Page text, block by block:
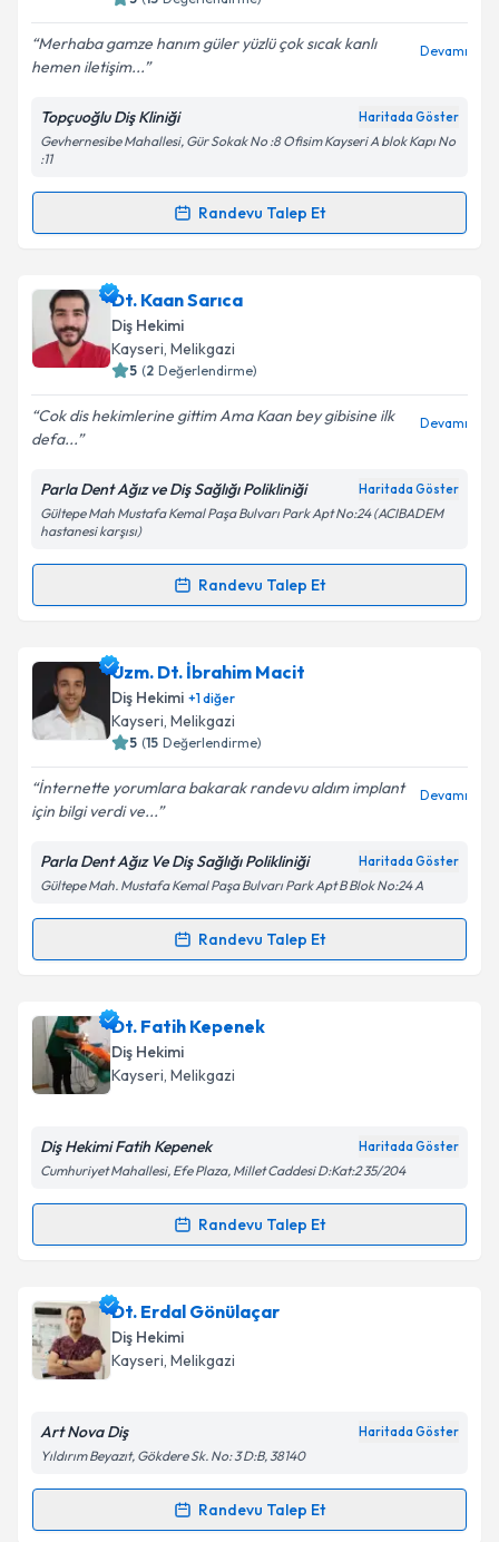
Kişisel verilerimin işlenmesine ilişkin
Aydınlatma
Metni'ni okudum ve kişisel verilerimin belirtilen
Takvim Talebini Gönder
Merhaba gamze hanım güler yüzlü çok sıcak kanlı
hemen iletişim...
Devamı
Topçuoğlu Diş Kliniği Haritada Göster
Gevhernesibe Mahallesi, Gür Sokak No :8 Ofisim Kayseri A blok Kapı No
:11
Randevu Talep Et
Randevu Takvimi Talebi
Uzm. Dt. Gamze Topçuoğlu
talebi oluşturun. Size bu uzmandan randevu almanız
için bir takvim hazırlandığında e-posta ile
bilgilendireceğiz.
E-posta Adresiniz
Kişisel verilerimin işlenmesine ilişkinAydınlatma
Metni
kapsamda işlenmesini kabul ediyorum.
Dt. Kaan Sarıca
Diş Hekimi
Kayseri, Melikgazi
5 (2 Değerlendirme)
Cok dis hekimlerine gittim Ama Kaan bey gibisine ilk
defa...
Devamı
Parla Dent Ağız ve Diş Sağlığı Polikliniği Haritada Göster
Gültepe Mah Mustafa Kemal Paşa Bulvarı Park Apt No:24 (ACIBADEM
hastanesi karşısı)
Randevu Talep Et
Randevu Takvimi Talebi
Dt. Kaan Sarıcaiçin randevu takvimi talebi oluşturun.
Size bu uzmandan randevu almanız için bir takvim
hazırlandığında e-posta ile bilgilendireceğiz.
Kişisel verilerimin işlenmesine ilişkin
Aydınlatma
Metni'ni okudum ve kişisel verilerimin belirtilen
kapsamda işlenmesini kabul ediyorum.
Uzm. Dt. İbrahim Macit
Diş Hekimi +1diğer
Kayseri, Melikgazi
5 (15 Değerlendirme)
İnternette yorumlara bakarak randevu aldım implant
için bilgi verdi ve...
Devamı
Parla Dent Ağız Ve Diş Sağlığı Polikliniği Haritada Göster
Gültepe Mah. Mustafa Kemal Paşa Bulvarı Park Apt B Blok No:24 A
Randevu Talep Et
Randevu Takvimi Talebi
Uzm. Dt. İbrahim Macitiçin randevu takvimi talebi
oluşturun. Size bu uzmandan randevu almanız için bir
takvim hazırlandığında e-posta ile bilgilendireceğiz.
Kişisel verilerimin işlenmesine ilişkin
Metni'ni okudum ve kişisel verilerimin belirtilen
Takvim Talebini Gönder
Dt. Fatih Kepenek
Diş Hekimi
Kayseri, Melikgazi
Diş Hekimi Fatih Kepenek Haritada Göster
Cumhuriyet Mahallesi, Efe Plaza, Millet Caddesi D:Kat:2 35/204
Randevu Talep Et
Randevu Takvimi Talebi
Dt. Fatih Kepenekiçin randevu takvimi talebi
oluşturun. Size bu uzmandan randevu almanız için bir
takvim hazırlandığında e-posta ile bilgilendireceğiz.
Kişisel verilerimin işlenmesine ilişkin
Metni'ni okudum ve kişisel verilerimin belirtilen
Dt. Erdal Gönülaçar
Diş Hekimi
Kayseri, Melikgazi
Art Nova Diş Haritada Göster
Yıldırım Beyazıt, Gökdere Sk. No: 3 D:B, 38140
Randevu Talep Et
Randevu Takvimi Talebi